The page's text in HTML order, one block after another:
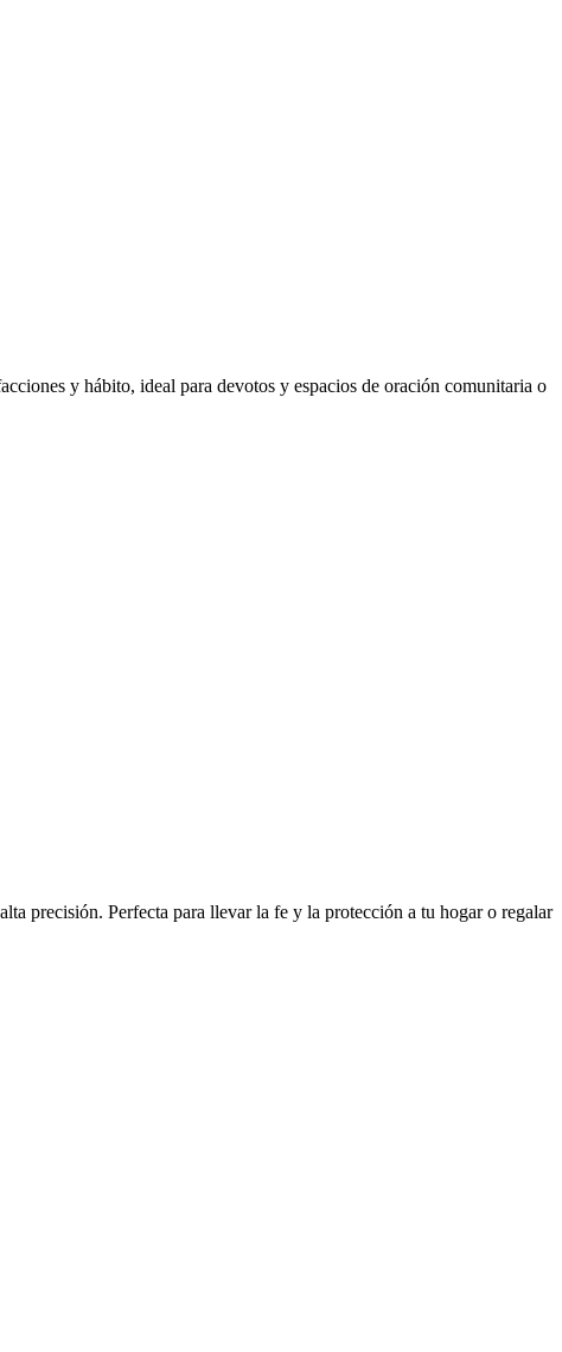
y hábito, ideal para devotos y espacios de oración comunitaria o
precisión. Perfecta para llevar la fe y la protección a tu hogar o regalar